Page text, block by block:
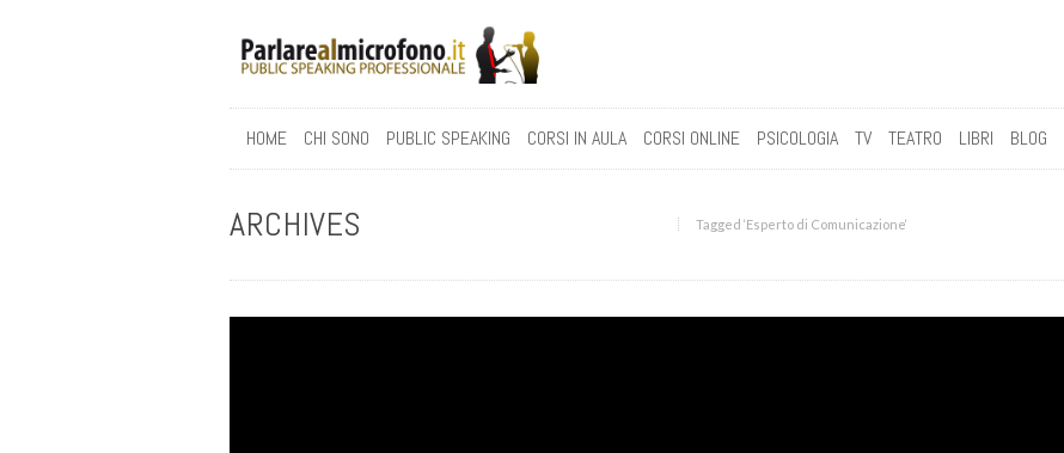
HOME CHI SONO PUBLIC SPEAKING CORSI IN AULA CORSI ONLINE PSICOLOGIA TV TEATRO LIBRI BLOG
ARCHIVES Tagged ‘Esperto di Comunicazione‘